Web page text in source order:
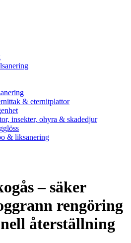
& eternitplattor
insekter, ohyra & skadedjur
& liksanering
– säker
rengöring
återställning